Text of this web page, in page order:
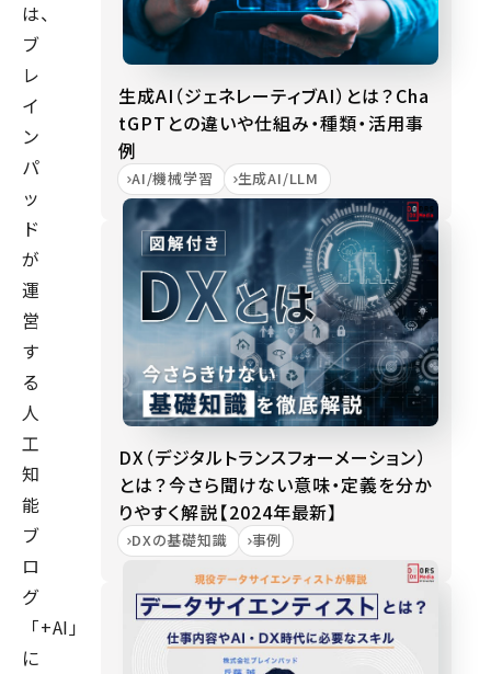
は、
ブ
レ
イ
ン
パ
ッ
ド
が
運
営
す
る
人
工
知
能
ブ
ロ
グ
「+AI」
に
生成AI（ジェネレーティブAI）とは？Cha
tGPTとの違いや仕組み・種類・活用事
例
AI/機械学習 生成AI/LLM
DX（デジタルトランスフォーメーション）
とは？今さら聞けない意味・定義を分か
りやすく解説【2024年最新】
DXの基礎知識 事例